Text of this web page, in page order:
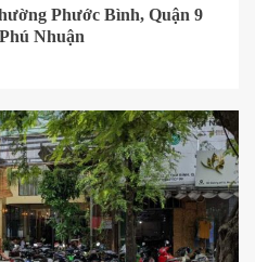
Phước Bình, Quận 9
Nhuận